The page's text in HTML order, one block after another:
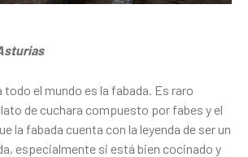
el mundo es la fabada. Es raro
de cuchara compuesto por fabes y el
la fabada cuenta con la leyenda de ser un
especialmente si está bien cocinado y